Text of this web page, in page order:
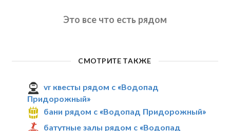
Это все что есть рядом
СМОТРИТЕ ТАКЖЕ
vr квесты рядом с «Водопад
Придорожный»
бани рядом с «Водопад Придорожный»
батутные залы рядом с «Водопад